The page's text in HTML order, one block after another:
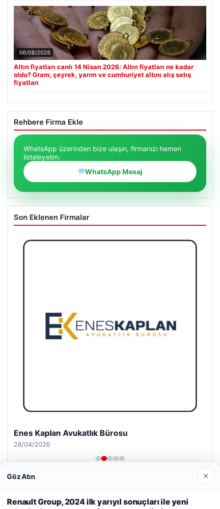
06/08/2026
Altın fiyatları canlı 14 Nisan 2026: Altın fiyatları ne kadar
oldu? Gram, çeyrek, yarım ve cumhuriyet altını alış satış
fiyatları
Rehbere Firma Ekle
WhatsApp üzerinden bize ulaşın, firmanızı hemen
listeleyelim.
WhatsApp Mesaj
Son Eklenen Firmalar
Enes Kaplan Avukatlık Bürosu
28/04/2026
deneyiminizi kişiselleştirmek ve geliştirmek amacıyla çerezler
Göz Atın ×
Renault Group, 2024 ilk yarıyıl sonuçları ile yeni